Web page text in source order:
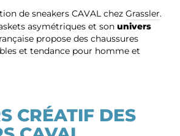
de sneakers CAVAL chez Grassler.
asymétriques et son univers
propose des chaussures
et tendance pour homme et
CRÉATIF DES